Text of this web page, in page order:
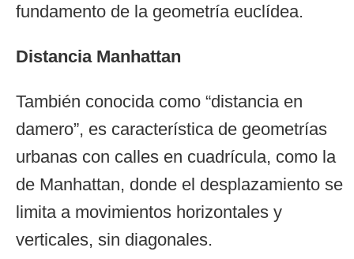
fundamento de la geometría euclídea.
Distancia Manhattan
También conocida como “distancia en
damero”, es característica de geometrías
urbanas con calles en cuadrícula, como la
de Manhattan, donde el desplazamiento se
limita a movimientos horizontales y
verticales, sin diagonales.